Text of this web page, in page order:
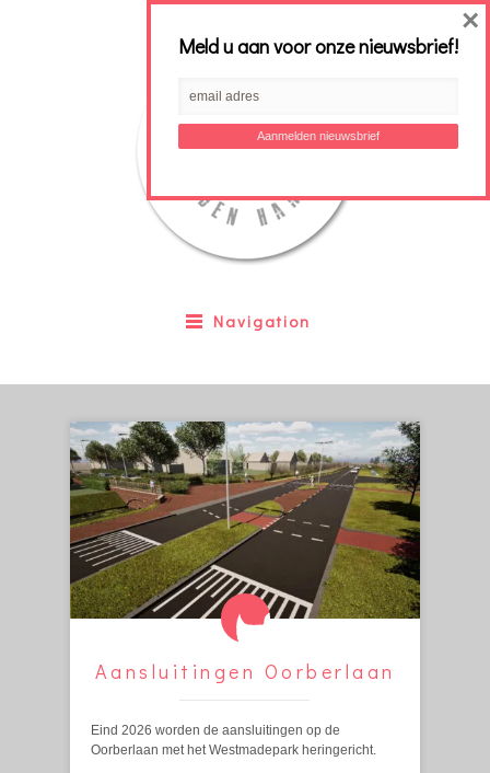
Navigation
Aansluitingen Oorberlaan
Eind 2026 worden de aansluitingen op de
Oorberlaan met het Westmadepark heringericht.
Meld u aan voor onze nieuwsbrief!
×